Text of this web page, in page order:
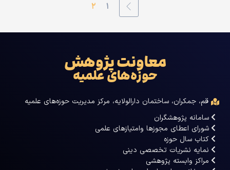
۱ ۲
معاونت پژوهش
حوزه‌های علمیه
قم، جمکران، ساختمان دارالولایه، مرکز مدیریت حوزه‌های علمیه
سامانه پژوهشگران
شورای اعطای مجوزها وامتیازهای علمی
کتاب سال حوزه
نمایه نشریات تخصصی دینی
مراکز وابسته پژوهشی